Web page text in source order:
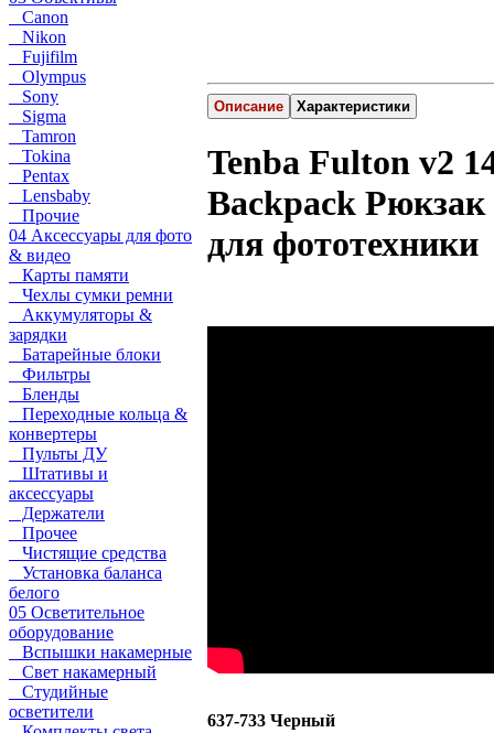
Canon
Nikon
Fujifilm
Olympus
Sony
Sigma
Tamron
Tokina
Pentax
Lensbaby
Прочие
04 Аксессуары для фото
& видео
Карты памяти
Чехлы сумки ремни
Аккумуляторы &
зарядки
Батарейные блоки
Фильтры
Бленды
Переходные кольца &
конвертеры
Пульты ДУ
Штативы и
аксессуары
Держатели
Прочее
Чистящие средства
Установка баланса
белого
05 Осветительное
оборудование
Вспышки накамерные
Свет накамерный
Студийные
осветители
Описание Характеристики
Tenba Fulton v2
Backpack Рюкзак
для фототехники
637-733 Черный